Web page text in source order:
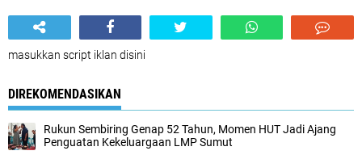
masukkan script iklan disini
DIREKOMENDASIKAN
Rukun Sembiring Genap 52 Tahun, Momen HUT Jadi Ajang
Penguatan Kekeluargaan LMP Sumut